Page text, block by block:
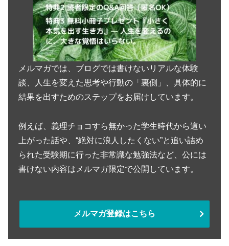
メルマガでは、ブログでは書けないリアルな体験
談、人生を変えた思考や行動の「裏側」、具体的に
結果を出すためのステップをお届けしています。
例えば、義理チョコすら無かった学生時代から這い
上がった話や、“絶対に浪人したくない”と追い詰め
られた受験期に行った非常識な勉強法など、公には
書けない内容はメルマガ限定で公開しています。
メルマガ登録はこちら